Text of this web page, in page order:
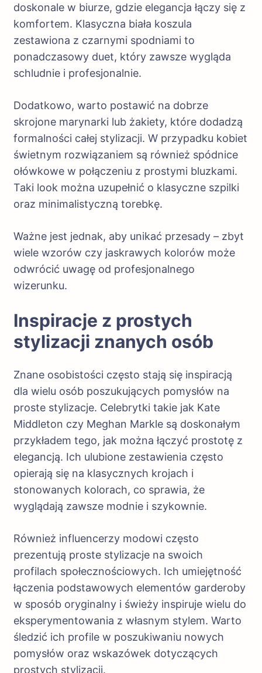
doskonale w biurze, gdzie elegancja łączy się z
komfortem. Klasyczna biała koszula
zestawiona z czarnymi spodniami to
ponadczasowy duet, który zawsze wygląda
schludnie i profesjonalnie.
Dodatkowo, warto postawić na dobrze
skrojone marynarki lub żakiety, które dodadzą
formalności całej stylizacji. W przypadku kobiet
świetnym rozwiązaniem są również spódnice
ołówkowe w połączeniu z prostymi bluzkami.
Taki look można uzupełnić o klasyczne szpilki
oraz minimalistyczną torebkę.
Ważne jest jednak, aby unikać przesady – zbyt
wiele wzorów czy jaskrawych kolorów może
odwrócić uwagę od profesjonalnego
wizerunku.
Inspiracje z prostych
stylizacji znanych osób
Znane osobistości często stają się inspiracją
dla wielu osób poszukujących pomysłów na
proste stylizacje. Celebrytki takie jak Kate
Middleton czy Meghan Markle są doskonałym
przykładem tego, jak można łączyć prostotę z
elegancją. Ich ulubione zestawienia często
opierają się na klasycznych krojach i
stonowanych kolorach, co sprawia, że
wyglądają zawsze modnie i szykownie.
Również influencerzy modowi często
prezentują proste stylizacje na swoich
profilach społecznościowych. Ich umiejętność
łączenia podstawowych elementów garderoby
w sposób oryginalny i świeży inspiruje wielu do
eksperymentowania z własnym stylem. Warto
śledzić ich profile w poszukiwaniu nowych
pomysłów oraz wskazówek dotyczących
prostych stylizacji.